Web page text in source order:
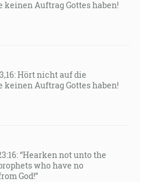
keinen Auftrag Gottes haben!
Hört nicht auf die
keinen Auftrag Gottes haben!
“Hearken not unto the
who have no
God!”